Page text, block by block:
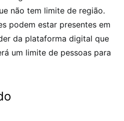
não tem limite de região.
podem estar presentes em
da plataforma digital que
um limite de pessoas para